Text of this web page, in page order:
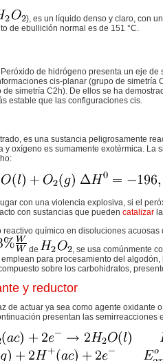
), es un líquido denso y claro, con
de ebullición normal es de 151 °C.
de hidrógeno presenta un eje de
cis-planar (grupo de simetría
simetría C2h). De ellos se ha
estable que las configuraciones cis.
es una sustancia peligrosamente
y oxígeno es sumamente exotérmica. La
con una violencia explosiva, si el
con sustancias que pueden catalizar
químico en disoluciones
de
, se usa comúnmente
para procesamiento del algodón,
sobre los carbohidratos,
y reductor
de actuar ya sea como agente oxidante
presentan las semirreacciones